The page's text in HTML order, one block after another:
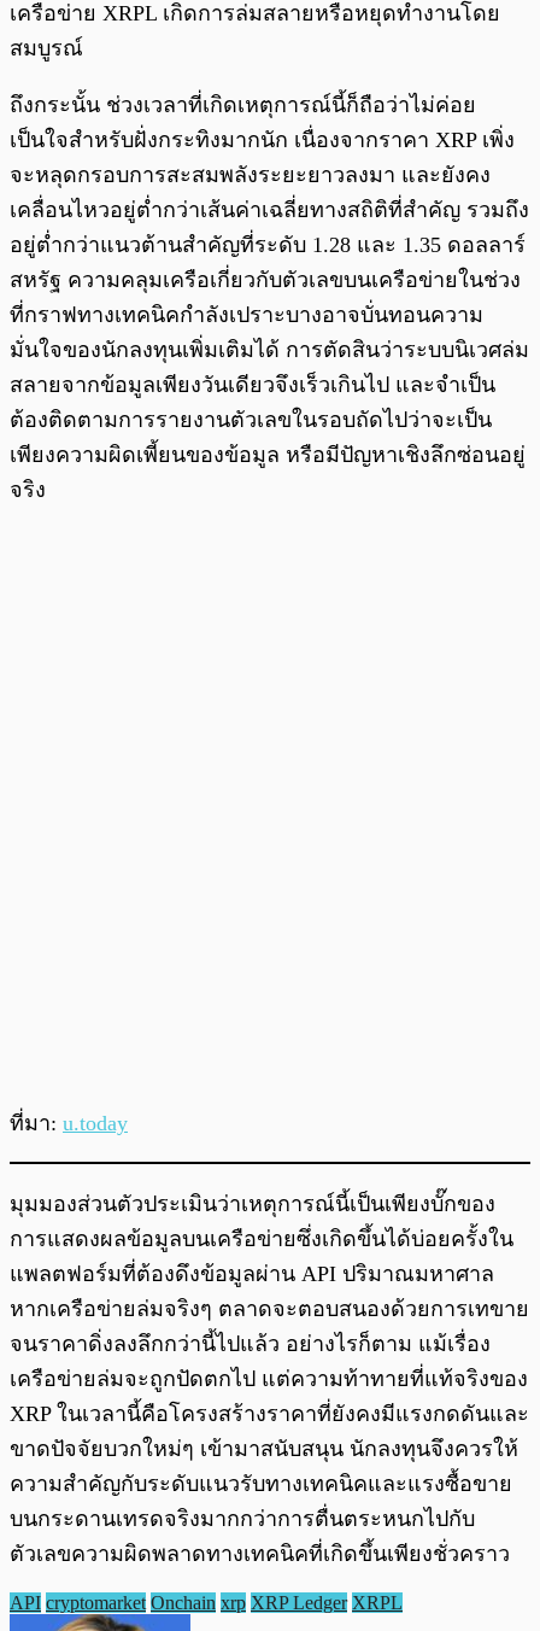
เครือข่าย XRPL เกิดการล่มสลายหรือหยุดทำงานโดย
สมบูรณ์
ถึงกระนั้น ช่วงเวลาที่เกิดเหตุการณ์นี้ก็ถือว่าไม่ค่อย
เป็นใจสำหรับฝั่งกระทิงมากนัก เนื่องจากราคา XRP เพิ่ง
จะหลุดกรอบการสะสมพลังระยะยาวลงมา และยังคง
เคลื่อนไหวอยู่ต่ำกว่าเส้นค่าเฉลี่ยทางสถิติที่สำคัญ รวมถึง
อยู่ต่ำกว่าแนวต้านสำคัญที่ระดับ 1.28 และ 1.35 ดอลลาร์
สหรัฐ ความคลุมเครือเกี่ยวกับตัวเลขบนเครือข่ายในช่วง
ที่กราฟทางเทคนิคกำลังเปราะบางอาจบั่นทอนความ
มั่นใจของนักลงทุนเพิ่มเติมได้ การตัดสินว่าระบบนิเวศล่ม
สลายจากข้อมูลเพียงวันเดียวจึงเร็วเกินไป และจำเป็น
ต้องติดตามการรายงานตัวเลขในรอบถัดไปว่าจะเป็น
เพียงความผิดเพี้ยนของข้อมูล หรือมีปัญหาเชิงลึกซ่อนอยู่
จริง
ที่มา: u.today
มุมมองส่วนตัวประเมินว่าเหตุการณ์นี้เป็นเพียงบั๊กของ
การแสดงผลข้อมูลบนเครือข่ายซึ่งเกิดขึ้นได้บ่อยครั้งใน
แพลตฟอร์มที่ต้องดึงข้อมูลผ่าน API ปริมาณมหาศาล
หากเครือข่ายล่มจริงๆ ตลาดจะตอบสนองด้วยการเทขาย
จนราคาดิ่งลงลึกกว่านี้ไปแล้ว อย่างไรก็ตาม แม้เรื่อง
เครือข่ายล่มจะถูกปัดตกไป แต่ความท้าทายที่แท้จริงของ
XRP ในเวลานี้คือโครงสร้างราคาที่ยังคงมีแรงกดดันและ
ขาดปัจจัยบวกใหม่ๆ เข้ามาสนับสนุน นักลงทุนจึงควรให้
ความสำคัญกับระดับแนวรับทางเทคนิคและแรงซื้อขาย
บนกระดานเทรดจริงมากกว่าการตื่นตระหนกไปกับ
ตัวเลขความผิดพลาดทางเทคนิคที่เกิดขึ้นเพียงชั่วคราว
API cryptomarket Onchain xrp XRP Ledger XRPL